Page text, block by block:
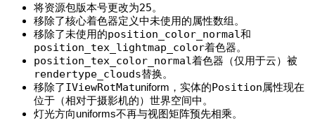
将资源包版本号更改为25。
移除了核心着色器定义中未使用的属性数组。
移除了未使用的position_color_normal和
position_tex_lightmap_color着色器。
position_tex_color_normal着色器（仅用于云）被
rendertype_clouds替换。
移除了IViewRotMatuniform，实体的Position属性现在
位于（相对于摄影机的）世界空间中。
灯光方向uniforms不再与视图矩阵预先相乘。